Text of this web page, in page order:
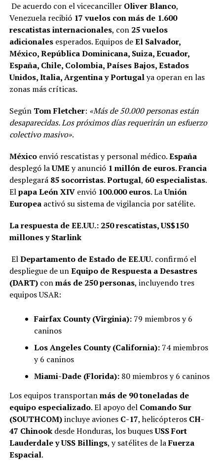
De acuerdo con el vicecanciller Oliver Blanco,
Venezuela recibió 17 vuelos con más de 1.600
rescatistas internacionales, con 25 vuelos
adicionalesesperados. Equipos deEl Salvador,
México, República Dominicana, Suiza, Ecuador,
España, Chile, Colombia, Países Bajos, Estados
Unidos, Italia, Argentina y Portugalya operan en las
zonas más críticas.
Según Tom Fletcher: «Más de 50.000 personas están
desaparecidas. Los próximos días requerirán un esfuerzo
colectivo masivo».
Méxicoenvió rescatistas y personal médico.España
desplegó laUME y anunció 1 millón de euros.Francia
desplegará 85 socorristas.Portugal, 60 especialistas.
Elpapa León XIVenvió 100.000 euros. LaUnión
Europeaactivó su sistema de vigilancia por satélite.
La respuesta de EE.UU.: 250 rescatistas, US$150
millones y Starlink
ElDepartamento de Estado de EE.UU.confirmó el
despliegue de unEquipo de Respuesta a Desastres
(DART)conmás de 250 personas, incluyendo tres
equipos USAR:
Fairfax County (Virginia):79 miembros y 6
caninos
Los Angeles County (California):74 miembros
y 6 caninos
Miami-Dade (Florida):80 miembros y 6 caninos
Los equipos transportanmás de 90 toneladas de
equipo especializado. El apoyo del Comando Sur
(SOUTHCOM)incluye aviones C-17, helicópteros CH-
47 Chinookdesde Honduras, los buquesUSS Fort
Lauderdale y USS Billings, y satélites de laFuerza
Espacial.